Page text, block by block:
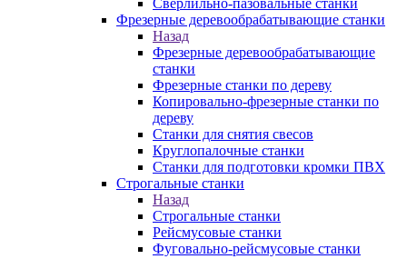
Сверлильно-пазовальные станки
Фрезерные деревообрабатывающие станки
Назад
Фрезерные деревообрабатывающие
станки
Фрезерные станки по дереву
Копировально-фрезерные станки по
дереву
Станки для снятия свесов
Круглопалочные станки
Станки для подготовки кромки ПВХ
Строгальные станки
Назад
Строгальные станки
Рейсмусовые станки
Фуговально-рейсмусовые станки